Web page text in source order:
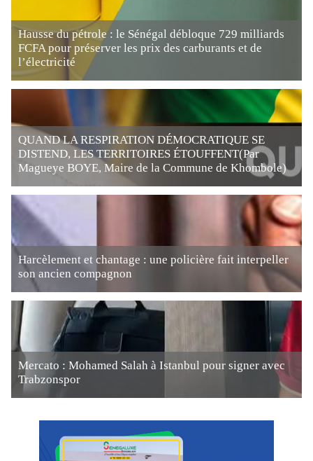
Hausse du pétrole : le Sénégal débloque 729 milliards
FCFA pour préserver les prix des carburants et de
l’électricité
QUAND LA RESPIRATION DÉMOCRATIQUE SE
DISTEND, LES TERRITOIRES ÉTOUFFENT(Par
Magueye BOYE, Maire de la Commune de Khombole)
Harcèlement et chantage : une policière fait interpeller
son ancien compagnon
Mercato : Mohamed Salah à Istanbul pour signer avec
Trabzonspor